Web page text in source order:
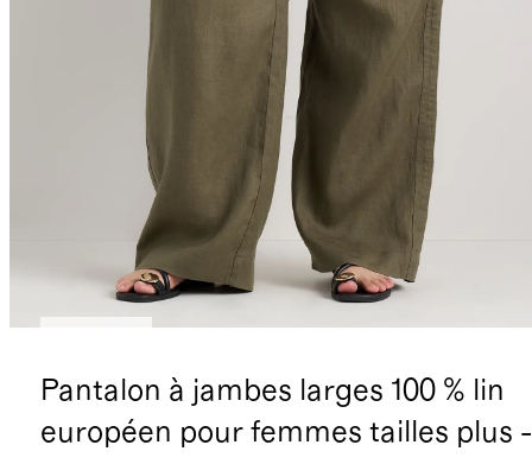
Pantalon à jambes larges 100 % lin
européen pour femmes tailles plus